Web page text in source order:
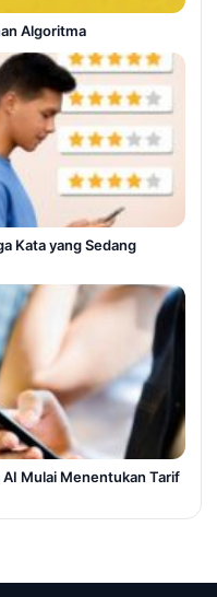
Algoritma
Kata yang Sedang
AI Mulai Menentukan Tarif